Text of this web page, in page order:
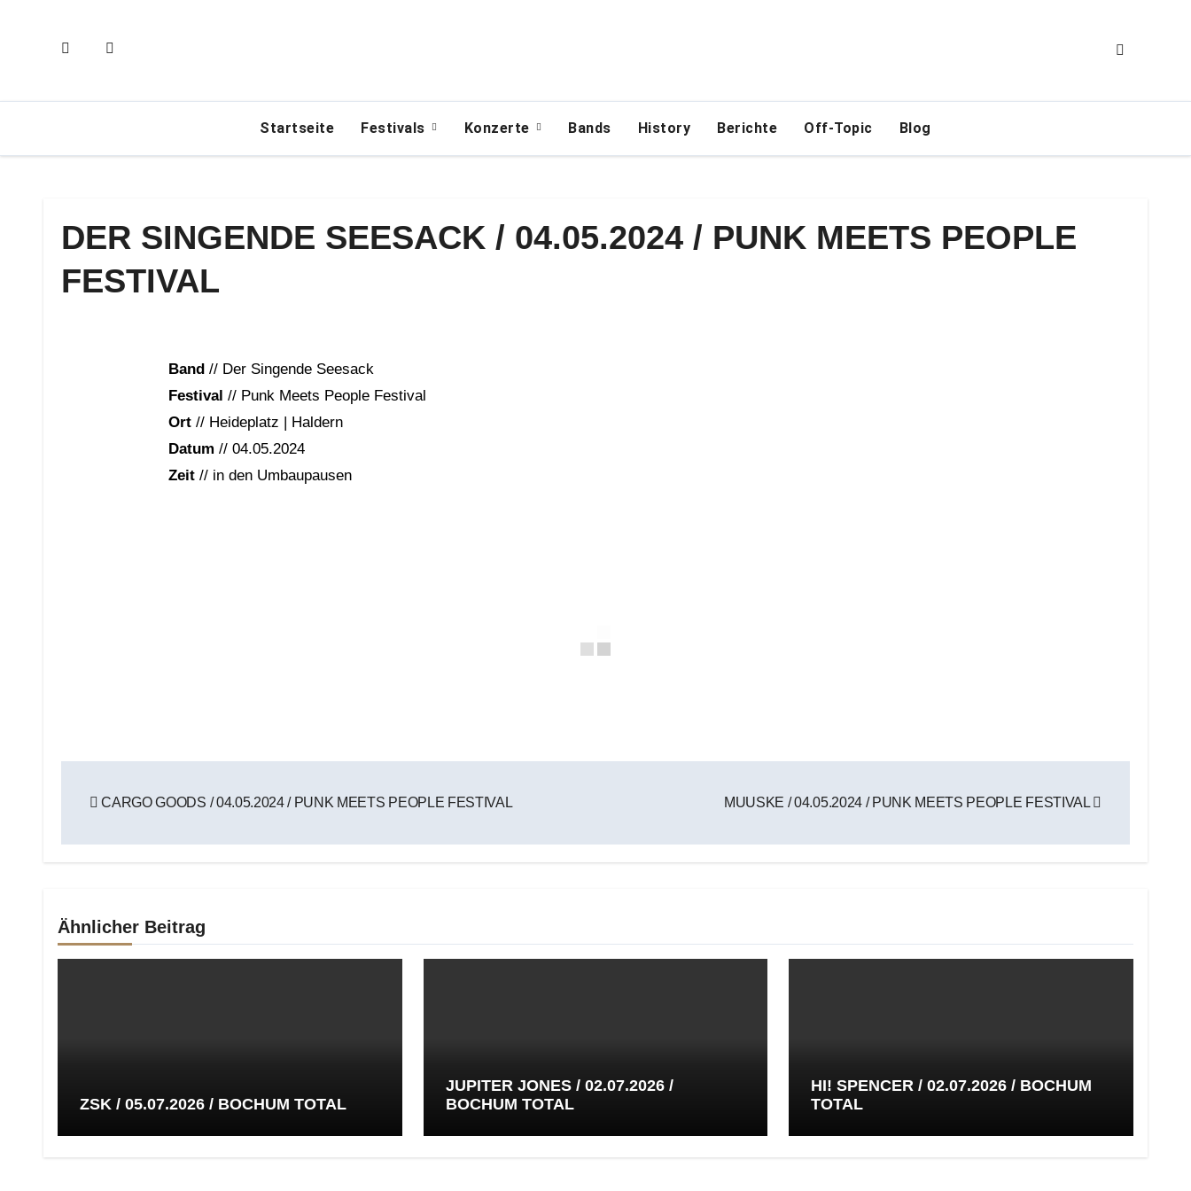
Startseite Festivals Konzerte Bands History Berichte Off-Topic Blog
DER SINGENDE SEESACK / 04.05.2024 / PUNK MEETS PEOPLE
FESTIVAL
Band// Der Singende Seesack
Festival // Punk Meets People Festival
Ort// Heideplatz | Haldern
Datum // 04.05.2024
Zeit// in den Umbaupausen
CARGO GOODS / 04.05.2024 / PUNK MEETS PEOPLE FESTIVAL MUUSKE / 04.05.2024 / PUNK MEETS PEOPLE FESTIVAL
Ähnlicher Beitrag
ZSK / 05.07.2026 / BOCHUM TOTAL
JUPITER JONES / 02.07.2026 /
BOCHUM TOTAL
HI! SPENCER / 02.07.2026 / BOCHUM
TOTAL